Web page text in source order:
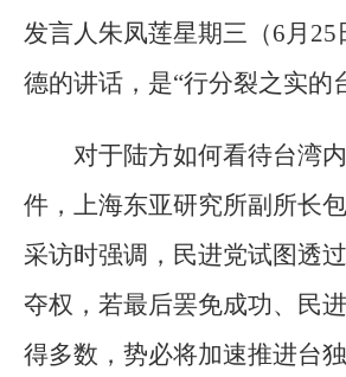
发言人朱凤莲星期三（6月25
德的讲话，是“行分裂之实的
对于陆方如何看待台湾
件，上海东亚研究所副所长
采访时强调，民进党试图透
夺权，若最后罢免成功、民
得多数，势必将加速推进台